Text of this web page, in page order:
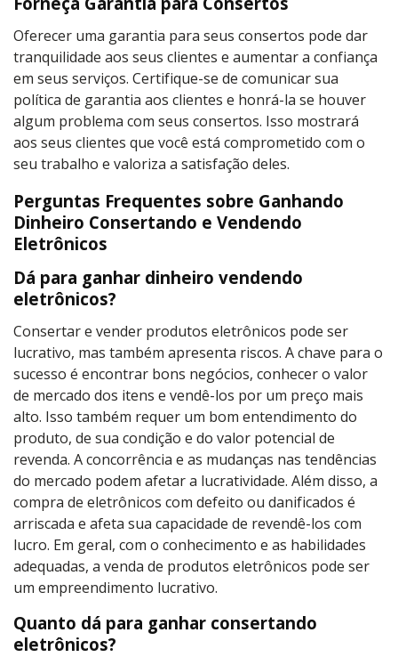
Oferecer uma garantia para seus consertos pode dar
tranquilidade aos seus clientes e aumentar a confiança
em seus serviços. Certifique-se de comunicar sua
política de garantia aos clientes e honrá-la se houver
algum problema com seus consertos. Isso mostrará
aos seus clientes que você está comprometido com o
seu trabalho e valoriza a satisfação deles.
Perguntas Frequentes sobre Ganhando
Dinheiro Consertando e Vendendo
Eletrônicos
Dá para ganhar dinheiro vendendo
eletrônicos?
Consertar e vender produtos eletrônicos pode ser
lucrativo, mas também apresenta riscos. A chave para o
sucesso é encontrar bons negócios, conhecer o valor
de mercado dos itens e vendê-los por um preço mais
alto. Isso também requer um bom entendimento do
produto, de sua condição e do valor potencial de
revenda. A concorrência e as mudanças nas tendências
do mercado podem afetar a lucratividade. Além disso, a
compra de eletrônicos com defeito ou danificados é
arriscada e afeta sua capacidade de revendê-los com
lucro. Em geral, com o conhecimento e as habilidades
adequadas, a venda de produtos eletrônicos pode ser
um empreendimento lucrativo.
Quanto dá para ganhar consertando
eletrônicos?